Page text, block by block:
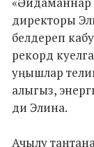
директоры
белдереп
рекорд
уңышлар
алыгыз,
ди Элина.
Ачылу